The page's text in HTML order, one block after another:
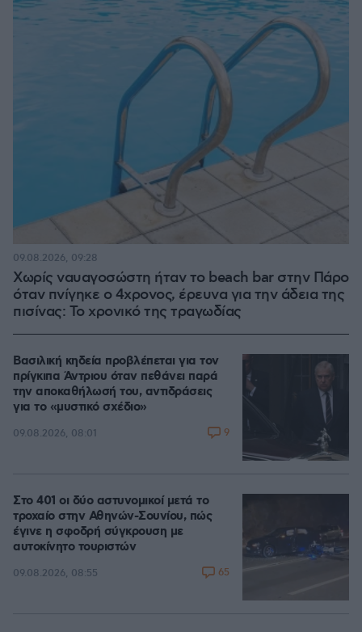
Χωρίς ναυαγοσώστη ήταν το beach bar στην Πάρο
όταν πνίγηκε ο 4χρονος, έρευνα για την άδεια της
πισίνας: Το χρονικό της τραγωδίας
09.08.2026, 09:28
Βασιλική κηδεία προβλέπεται για τον
πρίγκιπα Άντριου όταν πεθάνει παρά
την αποκαθήλωσή του, αντιδράσεις
για το «μυστικό σχέδιο»
09.08.2026, 08:01 9
Στο 401 οι δύο αστυνομικοί μετά το
τροχαίο στην Αθηνών-Σουνίου, πώς
έγινε η σφοδρή σύγκρουση με
αυτοκίνητο τουριστών
09.08.2026, 08:55 65